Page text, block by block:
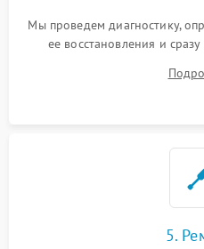
Мы проведем диагностику,
ее восстановления и
5.